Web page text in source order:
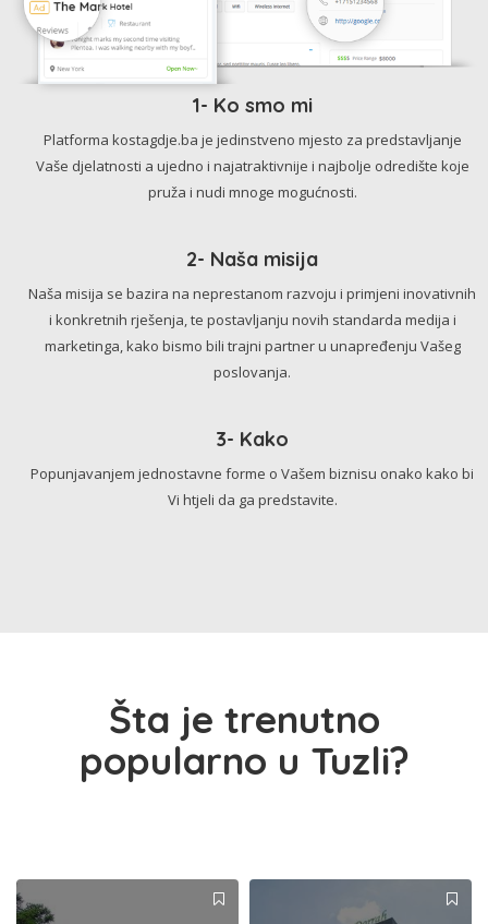
1- Ko smo mi
Platforma kostagdje.ba je jedinstveno mjesto za predstavljanje
Vaše djelatnosti a ujedno i najatraktivnije i najbolje odredište koje
pruža i nudi mnoge mogućnosti.
2- Naša misija
Naša misija se bazira na neprestanom razvoju i primjeni inovativnih
i konkretnih rješenja, te postavljanju novih standarda medija i
marketinga, kako bismo bili trajni partner u unapređenju Vašeg
poslovanja.
3- Kako
Popunjavanjem jednostavne forme o Vašem biznisu onako kako bi
Vi htjeli da ga predstavite.
Šta je trenutno
popularno u Tuzli?